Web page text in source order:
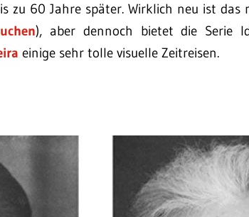
zu 60 Jahre später. Wirklich neu ist
), aber dennoch bietet die Serie
einige sehr tolle visuelle Zeitreisen.